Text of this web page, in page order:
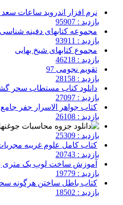
نرم افزار اندروید ساعات
بازدید : 95907
مجموعه کتابهای دفینه
بازدید : 93911
مجموع کتابهای شیخ بهایی
بازدید : 46218
تقویم نجومی 97
بازدید : 28158
دانلود کتاب مستطاب سحر
بازدید : 27097
کتاب جواهر الاسرار جفر جامع ۱و۲
بازدید : 26108
بازدید : 25309
کتاب کامل علوم غریبه
بازدید : 20743
آموزش ساخت لوپ یک متری
بازدید : 19779
کتاب باطل ساختن هرگونه
بازدید : 18502